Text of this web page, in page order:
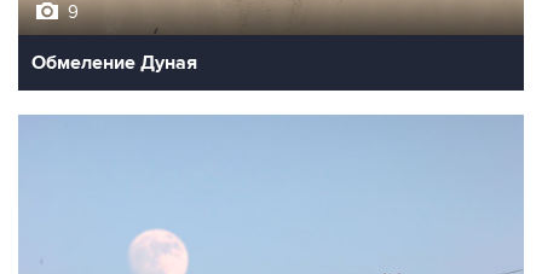
9
Обмеление Дуная